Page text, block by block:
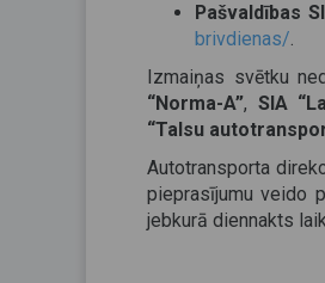
Pašvaldības
brivdienas/.
Izmaiņas svētku
“Norma-A”, SIA
“Talsu
Autotransporta
pieprasījumu veido
jebkurā diennakts